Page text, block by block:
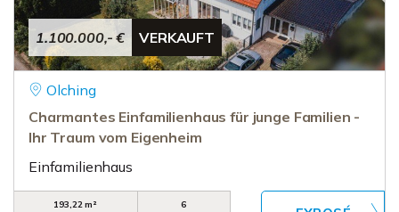
1.100.000,- € VERKAUFT
Olching
Charmantes Einfamilienhaus für junge Familien -
Ihr Traum vom Eigenheim
Einfamilienhaus
193,22 m²
6